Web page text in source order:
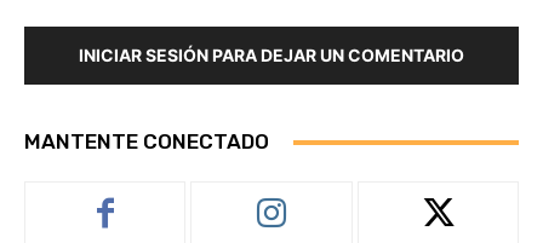
INICIAR SESIÓN PARA DEJAR UN COMENTARIO
MANTENTE CONECTADO